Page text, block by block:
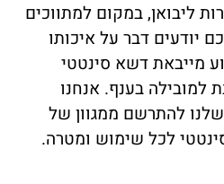
ליבואן, במקום למתווכים
יודעים דבר על איכותו
מייבאת דשא סינטטי
למובילה בענף. אנחנו
להתרשם ממגוון של
לכל שימוש ומטרה.